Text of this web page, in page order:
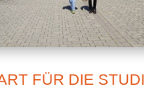
FÜR DIE